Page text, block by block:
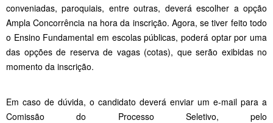
conveniadas, paroquiais, entre outras, deverá escolher a opção
Ampla Concorrência na hora da inscrição. Agora, se tiver feito todo
o Ensino Fundamental em escolas públicas, poderá optar por uma
das opções de reserva de vagas (cotas), que serão exibidas no
momento da inscrição.
Em caso de dúvida, o candidato deverá enviar um e-mail para a
Comissão do Processo Seletivo, pelo